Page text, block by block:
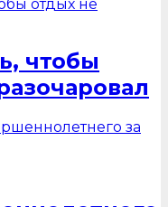
чтобы